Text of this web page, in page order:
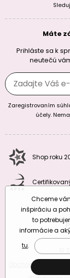
Máte
Prihláste sa k
neutečú
Zaregistrovaním
účely.
Shop roku
©
Obchodné
Chceme
inšpiráciu a
to
informácie a
tu.